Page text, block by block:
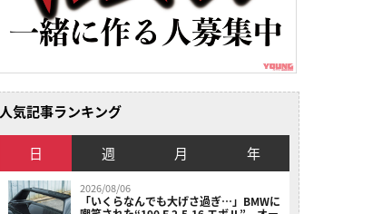
人気記事ランキング
日 週 月 年
2026/08/06
「いくらなんでも大げさ過ぎ…」BMWに